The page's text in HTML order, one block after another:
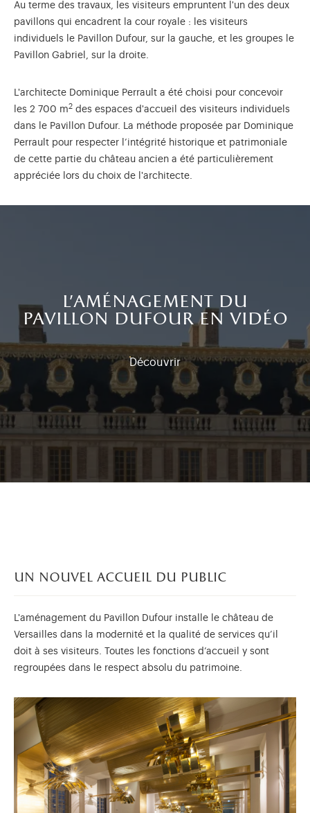
Au terme des travaux, les visiteurs empruntent l'un des deux
pavillons qui encadrent la cour royale : les visiteurs
individuels le Pavillon Dufour, sur la gauche, et les groupes le
Pavillon Gabriel, sur la droite.
L'architecte Dominique Perrault a été choisi pour concevoir
les 2 700 m2 des espaces d'accueil des visiteurs individuels
dans le Pavillon Dufour. La méthode proposée par Dominique
Perrault pour respecter l’intégrité historique et patrimoniale
de cette partie du château ancien a été particulièrement
appréciée lors du choix de l'architecte.
l’aménagement du
pavillon dufour en vidéo
Découvrir
un nouvel accueil du public
L'aménagement du Pavillon Dufour installe le château de
Versailles dans la modernité et la qualité de services qu’il
doit à ses visiteurs. Toutes les fonctions d’accueil y sont
regroupées dans le respect absolu du patrimoine.